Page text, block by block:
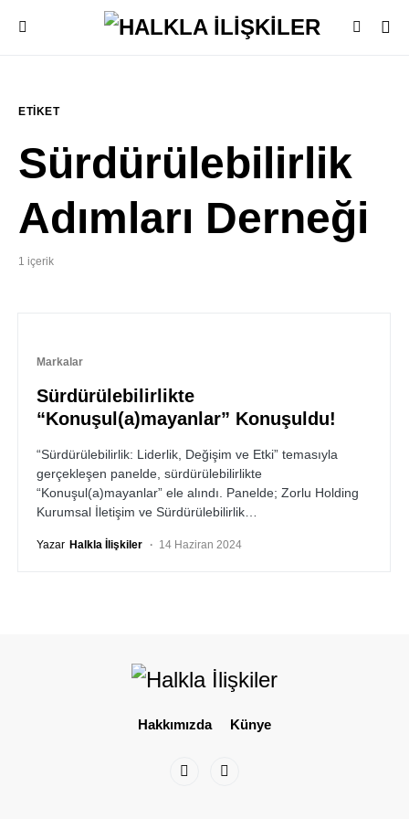
ETIKET
Sürdürülebilirlik
Adımları Derneği
1 içerik
Markalar
Sürdürülebilirlikte
“Konuşul(a)mayanlar” Konuşuldu!
“Sürdürülebilirlik: Liderlik, Değişim ve Etki” temasıyla
gerçekleşen panelde, sürdürülebilirlikte
“Konuşul(a)mayanlar” ele alındı. Panelde; Zorlu Holding
Kurumsal İletişim ve Sürdürülebilirlik…
Yazar Halkla İlişkiler 14 Haziran 2024
Hakkımızda Künye